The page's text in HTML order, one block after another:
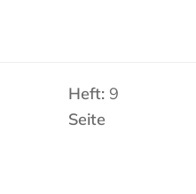
Heft:9
Seite